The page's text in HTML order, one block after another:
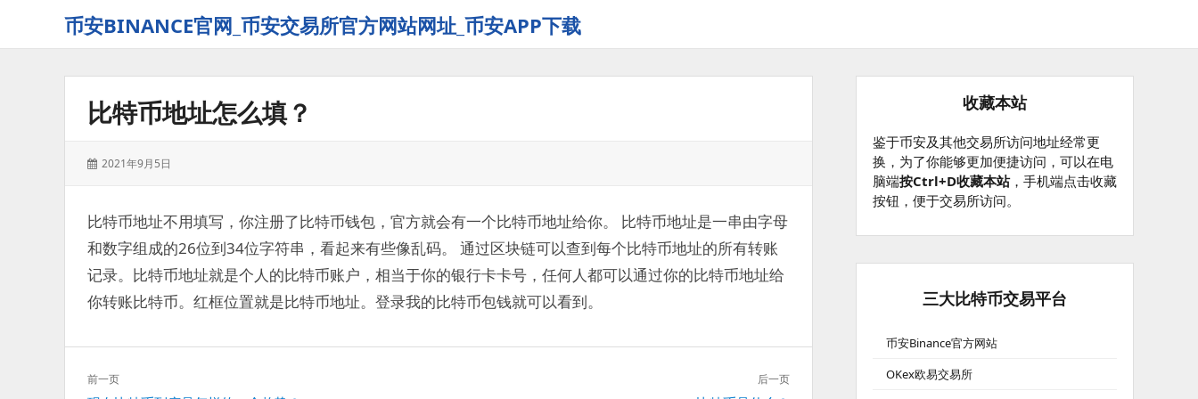
币安BINANCE官网_币安交易所官方网站网址_币安APP下载
比特币地址怎么填？
发
2021年9月5日
比特币地址不用填写，你注册了比特币钱包，官方就会有一个比特币地址给你。 比特币地址是一串由字母
和数字组成的26位到34位字符串，看起来有些像乱码。 通过区块链可以查到每个比特币地址的所有转账
记录。比特币地址就是个人的比特币账户，相当于你的银行卡卡号，任何人都可以通过你的比特币地址给
你转账比特币。红框位置就是比特币地址。登录我的比特币包钱就可以看到。
文
前一页 后一页
收藏本站
鉴于币安及其他交易所访问地址经常更
换，为了你能够更加便捷访问，可以在电
脑端按Ctrl+D收藏本站，手机端点击收藏
按钮，便于交易所访问。
三大比特币交易平台
币安Binance官方网站
OKex欧易交易所